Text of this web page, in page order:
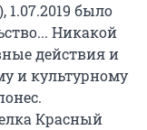
1.07.2019 было
Никакой
действия и
и культурному
Красный